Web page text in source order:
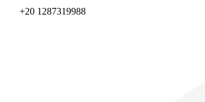
+20 1287319988